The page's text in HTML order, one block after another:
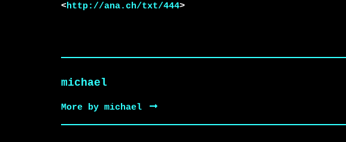
<http://ana.ch/txt/444>
michael
More by michael